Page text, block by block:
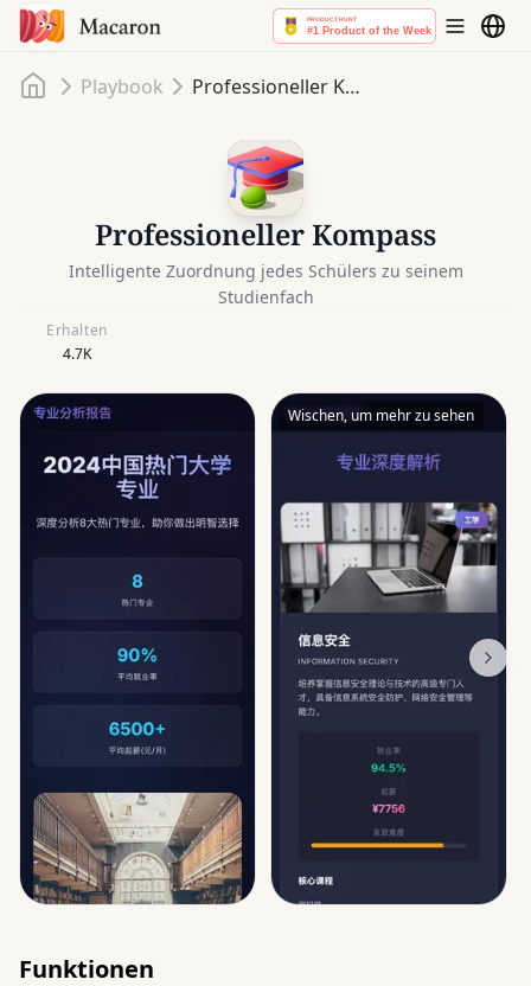
Startseite
Playbook Professioneller Kompass
Professioneller Kompass
Intelligente Zuordnung jedes Schülers zu seinem
Studienfach
Erhalten
4.7K
Wischen, um mehr zu sehen
Funktionen